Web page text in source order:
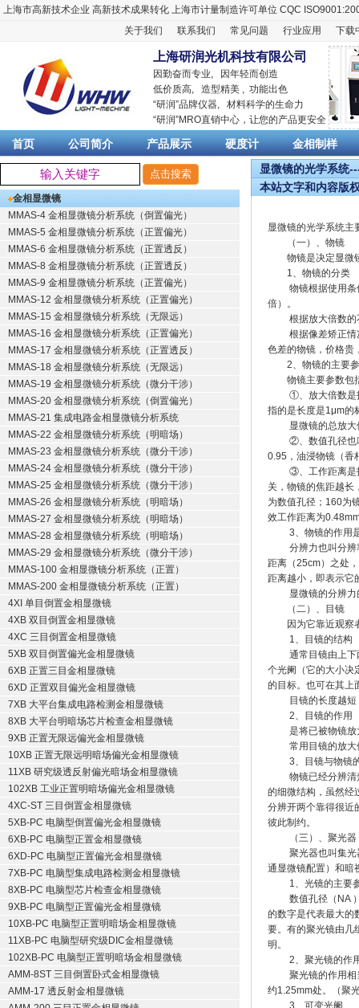
上海市高新技术企业 高新技术成果转化 上海市计量制造许可单位 CQC
关于我们
联系我们 常见问题 行业应用 下载
上海研润光机科技有限公司
因勤奋而专业, 因年轻而创造
低价质高, 造型精美 , 功能出色
“研润”品牌仪器, 材料科学的生命力
“研润”MRO直销中心，让您的产品更安全
首页 公司简介 产品展示 硬度计 金相制样
金相显微镜
MMAS-4 金相显微镜分析系统（倒置偏光）
MMAS-5 金相显微镜分析系统（正置偏光）
MMAS-6 金相显微镜分析系统（正置透反）
MMAS-8 金相显微镜分析系统（正置透反）
MMAS-9 金相显微镜分析系统（正置偏光）
MMAS-12 金相显微镜分析系统（正置偏光）
MMAS-15 金相显微镜分析系统（无限远）
MMAS-16 金相显微镜分析系统（正置偏光）
MMAS-17 金相显微镜分析系统（正置透反）
MMAS-18 金相显微镜分析系统（无限远）
MMAS-19 金相显微镜分析系统（微分干涉）
MMAS-20 金相显微镜分析系统（倒置偏光）
MMAS-21 集成电路金相显微镜分析系统
MMAS-22 金相显微镜分析系统（明暗场）
MMAS-23 金相显微镜分析系统（微分干涉）
MMAS-24 金相显微镜分析系统（微分干涉）
MMAS-25 金相显微镜分析系统（微分干涉）
MMAS-26 金相显微镜分析系统（明暗场）
MMAS-27 金相显微镜分析系统（明暗场）
MMAS-28 金相显微镜分析系统（明暗场）
MMAS-29 金相显微镜分析系统（微分干涉）
MMAS-100 金相显微镜分析系统（正置）
MMAS-200 金相显微镜分析系统（正置）
4XI 单目倒置金相显微镜
4XB 双目倒置金相显微镜
4XC 三目倒置金相显微镜
5XB 双目倒置偏光金相显微镜
6XB 正置三目金相显微镜
6XD 正置双目偏光金相显微镜
7XB 大平台集成电路检测金相显微镜
8XB 大平台明暗场芯片检查金相显微镜
9XB 正置无限远偏光金相显微镜
10XB 正置无限远明暗场偏光金相显微镜
11XB 研究级透反射偏光暗场金相显微镜
102XB 工业正置明暗场偏光金相显微镜
4XC-ST 三目倒置金相显微镜
5XB-PC 电脑型倒置偏光金相显微镜
6XB-PC 电脑型正置金相显微镜
6XD-PC 电脑型正置偏光金相显微镜
7XB-PC 电脑型集成电路检测金相显微镜
8XB-PC 电脑型芯片检查金相显微镜
9XB-PC 电脑型正置偏光金相显微镜
10XB-PC 电脑型正置明暗场金相显微镜
11XB-PC 电脑型研究级DIC金相显微镜
102XB-PC 电脑型正置明暗场金相显微镜
AMM-8ST 三目倒置卧式金相显微镜
AMM-17 透反射金相显微镜
显微镜的光学系统
本站文字和内容版
显微镜的光学系统主
（一）、物镜
物镜是决定显微镜
1、物镜的分类
物镜根据使用条件
倍）。
根据放大倍数的不
根据像差矫正情况
色差的物镜，价格贵
2、物镜的主要参
物镜主要参数包括
①、放大倍数是指
指的是长度是1μm的
显微镜的总放大
②、数值孔径也叫
0.95，油浸物镜（香
③、工作距离是指
关，物镜的焦距越
为数值孔径；160为
效工作距离为
3、物镜的作用是
分辨力也叫分辨率
距离（25cm）之处
距离越小，即表示它
显微镜的分辨力的
（二）、目镜
因为它靠近观察者
1、目镜的结构
通常目镜由上下两
个光阑（它的大小决
的目标。也可在其上
目镜的长度越短，
2、目镜的作用
是将已被物镜放大
常用目镜的放大
3、目镜与物镜
物镜已经分辨清楚
的细微结构，虽然经
分辨开两个靠得很近
彼此制约。
（三）、聚光器
聚光器也叫集光器
通显微镜配置）和暗
1、光镜的主要
数值孔径（NA ）
的数字是代表最大的
要。有的聚光镜由几
明。
2、聚光镜的作
聚光镜的作用相当
约1.25mm处。（聚
3、可变光阑